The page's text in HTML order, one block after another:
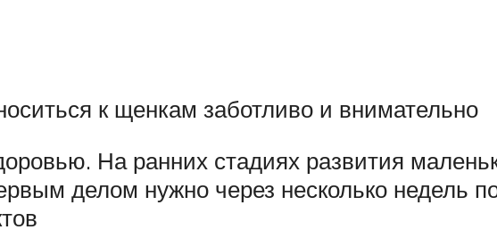
к щенкам заботливо и внимательно
На ранних стадиях развития
делом нужно через несколько недель